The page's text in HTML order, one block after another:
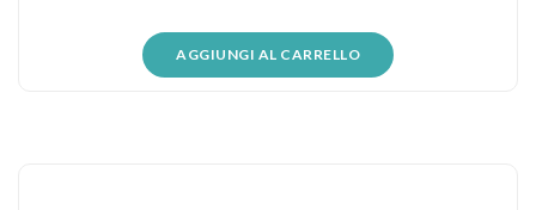
AGGIUNGI AL CARRELLO